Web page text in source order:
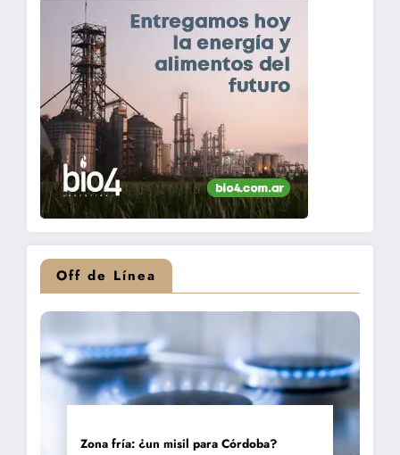
Off de Línea
Zona fría: ¿un misil para Córdoba?